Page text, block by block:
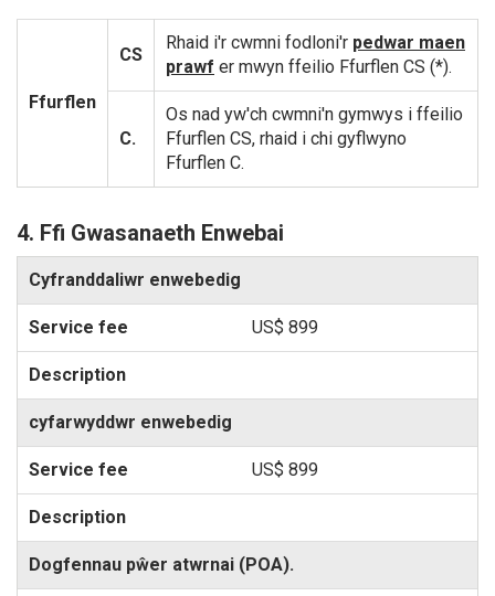
Ffurflen
CS
Rhaid i'r cwmni fodloni'r pedwar maen
prawf er mwyn ffeilio Ffurflen CS (*).
C.
Os nad yw'ch cwmni'n gymwys i ffeilio
Ffurflen CS, rhaid i chi gyflwyno
Ffurflen C.
4. Ffi Gwasanaeth Enwebai
Cyfranddaliwr enwebedig
US$ 899
cyfarwyddwr enwebedig
US$ 899
Dogfennau pŵer atwrnai (POA).